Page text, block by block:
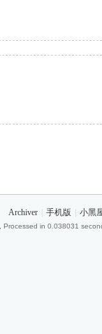
Archiver 手机版 小黑
, Processed in 0.038031